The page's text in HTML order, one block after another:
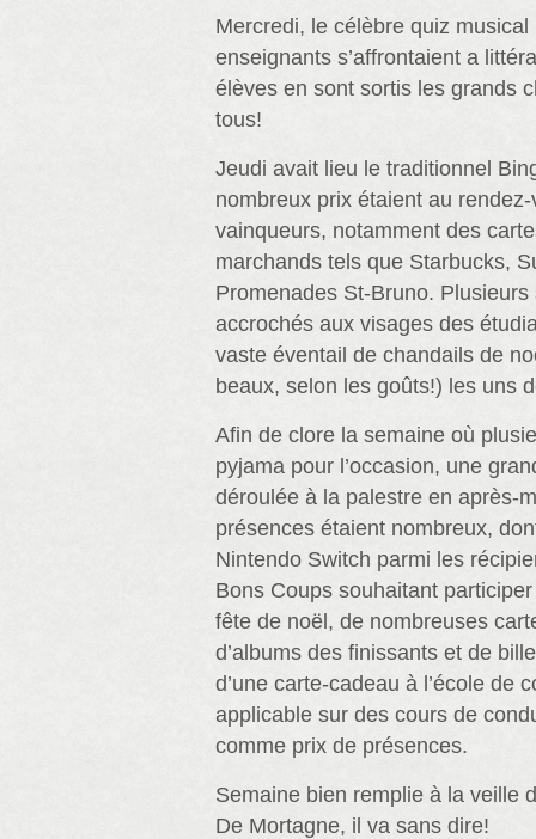
Mercredi, le célèbre quiz
enseignants s’affrontaient a
élèves en sont sortis les grands
tous!
Jeudi avait lieu le traditionnel
nombreux prix étaient au
vainqueurs, notamment des
marchands tels que Starbucks,
Promenades St-Bruno.
accrochés aux visages des
vaste éventail de chandails de
beaux, selon les goûts!) les uns
Afin de clore la semaine où
pyjama pour l’occasion, une
déroulée à la palestre en après-
présences étaient nombreux,
Nintendo Switch parmi les
Bons Coups souhaitant
fête de noël, de nombreuses
d’albums des finissants et de
d’une carte-cadeau à l’école de
applicable sur des cours de
comme prix de présences.
Semaine bien remplie à la veille
De Mortagne, il va sans dire!